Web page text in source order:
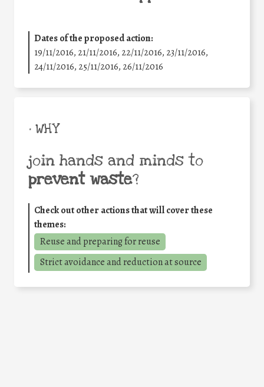
Dates of the proposed action:
19/11/2016, 21/11/2016, 22/11/2016, 23/11/2016,
24/11/2016, 25/11/2016, 26/11/2016
• WHY
join hands and minds to
prevent waste?
Check out other actions that will cover these
themes:
Reuse and preparing for reuse
Strict avoidance and reduction at source